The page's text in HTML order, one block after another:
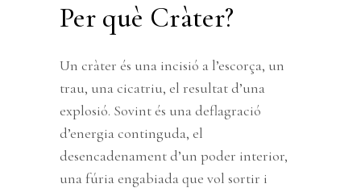
Per què Cràter?
Un cràter és una incisió a l’escorça, un
trau, una cicatriu, el resultat d’una
explosió. Sovint és una deflagració
d’energia continguda, el
desencadenament d’un poder interior,
una fúria engabiada que vol sortir i